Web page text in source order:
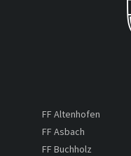
FF Altenhofen
FF Asbach
FF Buchholz